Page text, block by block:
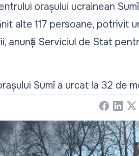
orașului ucrainean
alte 117 persoane, potrivit
anunță Serviciul de Stat
Sumî a urcat la 32 de
X